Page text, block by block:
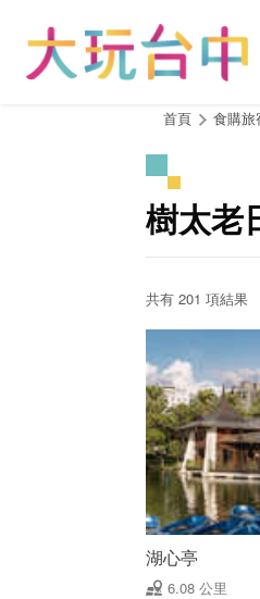
首頁 食購旅
樹太老
共有 201 項結果
湖心亭
6.08 公里